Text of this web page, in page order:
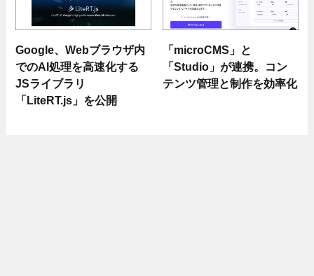
Google、Webブラウザ内
でのAI処理を高速化する
JSライブラリ
「LiteRT.js」を公開
「microCMS」と
「Studio」が連携。コン
テンツ管理と制作を効率化